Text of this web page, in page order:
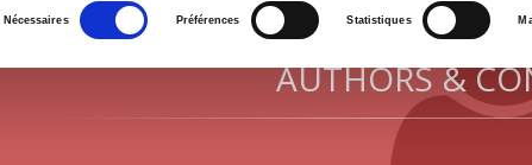
consentement
Nécessaires Préférences Statistiques
AUTHORS &